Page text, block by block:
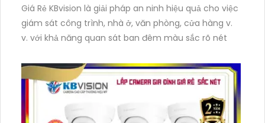
Giá Rẻ KBvision là giải pháp an ninh hiệu quả cho việc
giám sát công trình, nhà ở, văn phòng, cửa hàng v.
v. với khả năng quan sát ban đêm màu sắc rõ nét